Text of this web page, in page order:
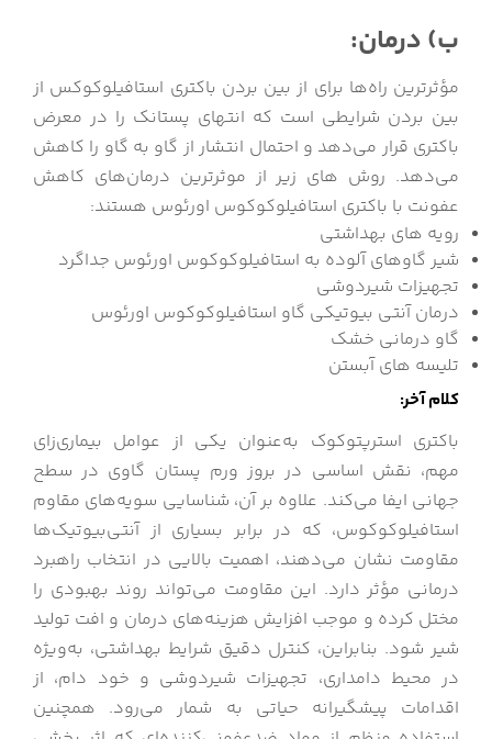
ب) درمان:
مؤثرترین راه‌ها برای از بین بردن باکتری استافیلوکوکس از
بین بردن شرایطی است که انتهای پستانک را در معرض
باکتری قرار می‌دهد و احتمال انتشار از گاو به گاو را کاهش
می‌دهد. روش های زیر از موثرترین درمان‌های کاهش
عفونت با باکتری استافیلوکوکوس اورئوس هستند:
رویه های بهداشتی
شیر گاوهای آلوده به استافیلوکوکوس اورئوس جداگرد
تجهیزات شیردوشی
درمان آنتی بیوتیکی گاو استافیلوکوکوس اورئوس
گاو درمانی خشک
تلیسه های آبستن
کلام آخر:
باکتری استرپتوکوک به‌عنوان یکی از عوامل بیماری‌زای
مهم، نقش اساسی در بروز ورم پستان گاوی در سطح
جهانی ایفا می‌کند. علاوه بر آن، شناسایی سویه‌های مقاوم
استافیلوکوکوس، که در برابر بسیاری از آنتی‌بیوتیک‌ها
مقاومت نشان می‌دهند، اهمیت بالایی در انتخاب راهبرد
درمانی مؤثر دارد. این مقاومت می‌تواند روند بهبودی را
مختل کرده و موجب افزایش هزینه‌های درمان و افت تولید
شیر شود. بنابراین، کنترل دقیق شرایط بهداشتی، به‌ویژه
در محیط دامداری، تجهیزات شیردوشی و خود دام، از
اقدامات پیشگیرانه حیاتی به شمار می‌رود. همچنین